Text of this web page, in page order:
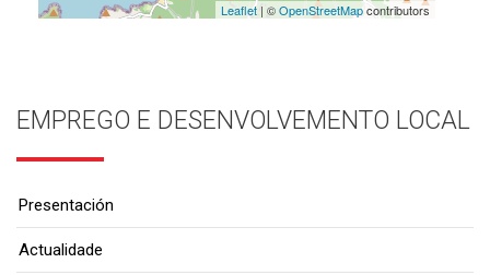
Leaflet| ©OpenStreetMapcontributors
EMPREGO E DESENVOLVEMENTO LOCAL
Presentación
Actualidade